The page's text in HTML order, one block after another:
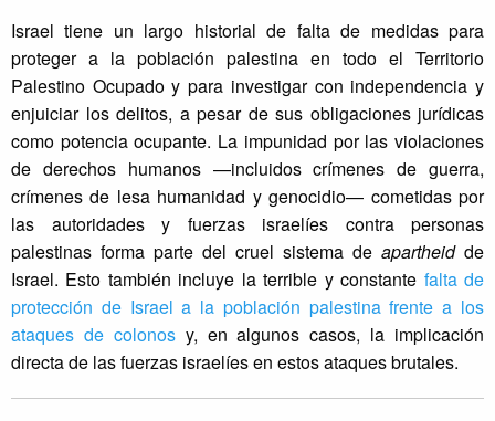
Israel tiene un largo historial de falta de medidas para
proteger a la población palestina en todo el Territorio
Palestino Ocupado y para investigar con independencia y
enjuiciar los delitos, a pesar de sus obligaciones jurídicas
como potencia ocupante. La impunidad por las violaciones
de derechos humanos —incluidos crímenes de guerra,
crímenes de lesa humanidad y genocidio— cometidas por
las autoridades y fuerzas israelíes contra personas
palestinas forma parte del cruel sistema de apartheidde
Israel. Esto también incluye la terrible y constante falta de
protección de Israel a la población palestina frente a los
ataques de colonosy, en algunos casos, la implicación
directa de las fuerzas israelíes en estos ataques brutales.